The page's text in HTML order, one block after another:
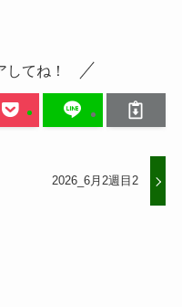
てね！
2026_6月2週目2